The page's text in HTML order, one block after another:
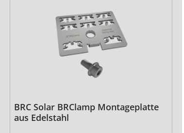
BRC Solar BRClamp Montageplatte
aus Edelstahl